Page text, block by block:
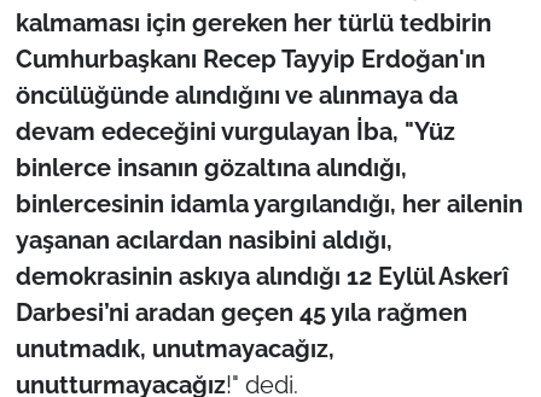
kalmaması için gereken her türlü tedbirin
Cumhurbaşkanı Recep Tayyip Erdoğan'ın
öncülüğünde alındığını ve alınmaya da
devam edeceğini vurgulayan İba, "Yüz
binlerce insanın gözaltına alındığı,
binlercesinin idamla yargılandığı, her ailenin
yaşanan acılardan nasibini aldığı,
demokrasinin askıya alındığı 12 Eylül Askerî
Darbesi’ni aradan geçen 45 yıla rağmen
unutmadık, unutmayacağız,
unutturmayacağız!" dedi.